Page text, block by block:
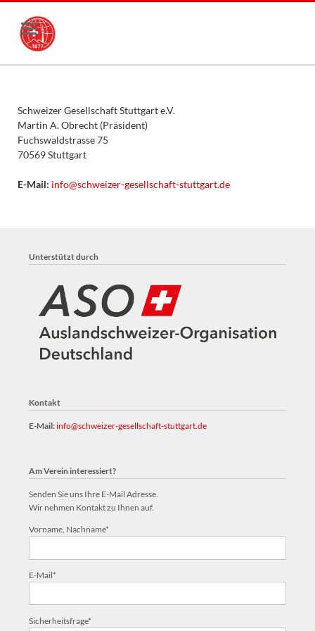
Schweizer Gesellschaft Stuttgart e.V.
Martin A. Obrecht (Präsident)
Fuchswaldstrasse 75
70569 Stuttgart
E-Mail: info@schweizer-gesellschaft-stuttgart.de
Unterstützt durch
Kontakt
E-Mail:info@schweizer-gesellschaft-stuttgart.de
Am Verein interessiert?
Senden Sie uns Ihre E-Mail Adresse.
Wir nehmen Kontakt zu Ihnen auf.
Pflichtfeld
Vorname, Nachname*
Pflichtfeld
E-Mail*
Pflichtfeld
Sicherheitsfrage*